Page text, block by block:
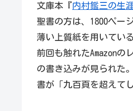
文庫本『内村鑑三の生
聖書の方は、1800ペー
薄い上質紙を用いてい
前回も触れたAmazon
の書き込みが見られた
書が「九百頁を超えて